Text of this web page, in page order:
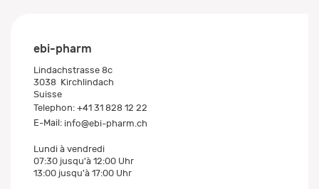
ebi-pharm
Lindachstrasse 8c
3038 Kirchlindach
Suisse
Telephon: +41 31 828 12 22
E-Mail: info@ebi-pharm.ch
Lundi à vendredi
07:30 jusqu'à 12:00 Uhr
13:00 jusqu'à 17:00 Uhr